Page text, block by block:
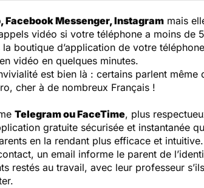
Facebook Messenger, Instagram mais
vidéo si votre téléphone a moins de
boutique d’application de votre
vidéo en quelques minutes.
est bien là : certains parlent
cher à de nombreux Français !
Telegram ou FaceTime, plus
gratuite sécurisée et instantanée
en la rendant plus efficace et intuitive.
un email informe le parent de
restés au travail, avec leur professeur